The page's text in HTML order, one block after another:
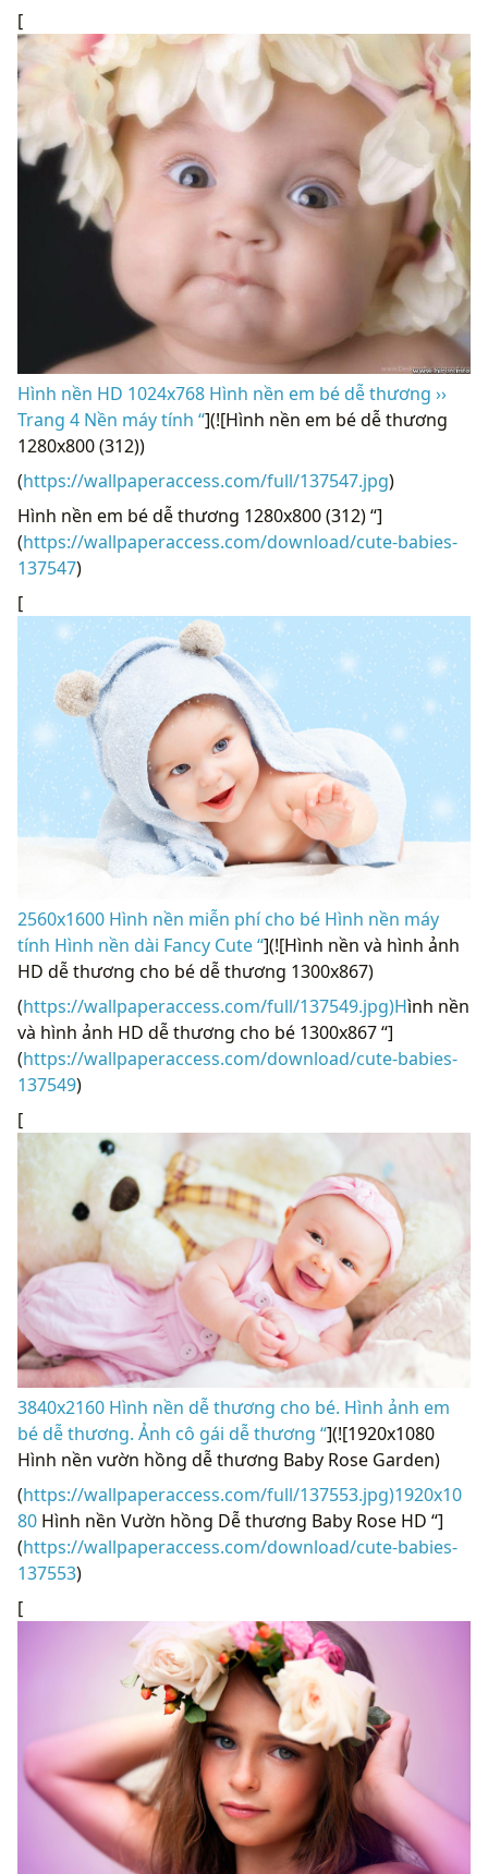
[
Hình nền HD 1024x768 Hình nền em bé dễ thương ››
Trang 4 Nền máy tính “](![Hình nền em bé dễ thương
1280x800 (312))
(https://wallpaperaccess.com/full/137547.jpg)
Hình nền em bé dễ thương 1280x800 (312) “]
(https://wallpaperaccess.com/download/cute-babies-
137547)
[
2560x1600 Hình nền miễn phí cho bé Hình nền máy
tính Hình nền dài Fancy Cute “](![Hình nền và hình ảnh
HD dễ thương cho bé dễ thương 1300x867)
(https://wallpaperaccess.com/full/137549.jpg)Hình nền
và hình ảnh HD dễ thương cho bé 1300x867 “]
(https://wallpaperaccess.com/download/cute-babies-
137549)
[
3840x2160 Hình nền dễ thương cho bé. Hình ảnh em
bé dễ thương. Ảnh cô gái dễ thương “](![1920x1080
Hình nền vườn hồng dễ thương Baby Rose Garden)
(https://wallpaperaccess.com/full/137553.jpg)1920x10
80 Hình nền Vườn hồng Dễ thương Baby Rose HD “]
(https://wallpaperaccess.com/download/cute-babies-
137553)
[